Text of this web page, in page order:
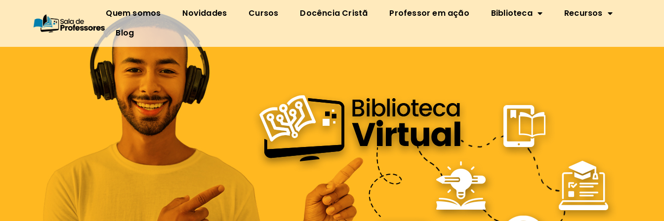
Quem somos Novidades Cursos Docência Cristã Professor em ação Biblioteca
Recursos
Blog